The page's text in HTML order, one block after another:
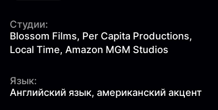
Студии:
Blossom Films, Per Capita Productions,
Local Time, Amazon MGM Studios
Язык:
Английский язык, американский акцент